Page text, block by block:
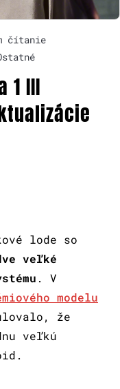
čítanie
1 III
lode so
veľké
. V
modelu
že
veľkú